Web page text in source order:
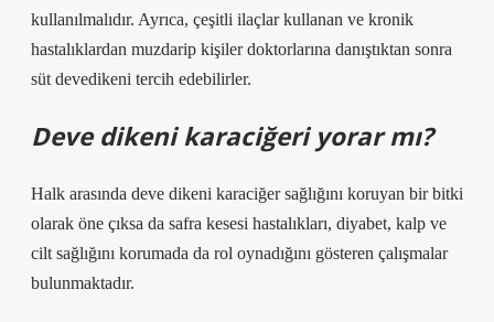
kullanılmalıdır. Ayrıca, çeşitli ilaçlar kullanan ve kronik
hastalıklardan muzdarip kişiler doktorlarına danıştıktan sonra
süt devedikeni tercih edebilirler.
Deve dikeni karaciğeri yorar mı?
Halk arasında deve dikeni karaciğer sağlığını koruyan bir bitki
olarak öne çıksa da safra kesesi hastalıkları, diyabet, kalp ve
cilt sağlığını korumada da rol oynadığını gösteren çalışmalar
bulunmaktadır.